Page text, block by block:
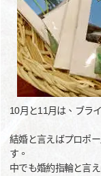
10月と11月は、ブラ
結婚と言えばプロポ
す。
中でも婚約指輪と言